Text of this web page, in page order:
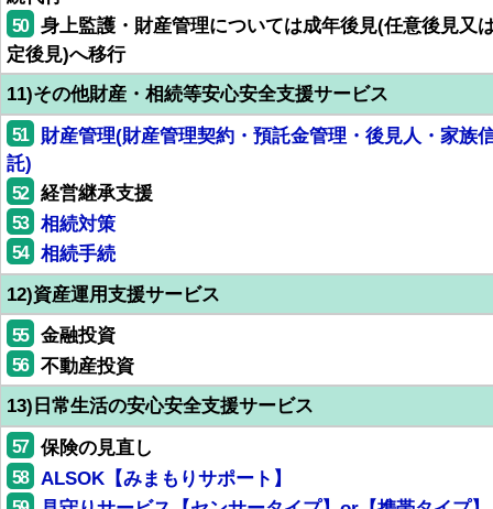
50
身上監護・財産管理については成年後見(任意後見又
定後見)へ移行
11)その他財産・相続等安心安全支援サービス
51
財産管理(財産管理契約・預託金管理・後見人・家族
託)
52 経営継承支援
53 相続対策
54
相続手続
12)資産運用支援サービス
55 金融投資
56
不動産投資
13)日常生活の安心安全支援サービス
57 保険の見直し
58 ALSOK【みまもりサポート】